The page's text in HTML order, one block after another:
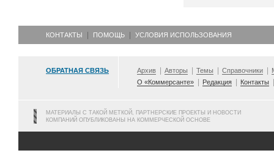
КОНТАКТЫ ПОМОЩЬ УСЛОВИЯ ИСПОЛЬЗОВАНИЯ
ОБРАТНАЯ СВЯЗЬ Архив Авторы Темы Справочники
О «Коммерсанте»
Редакция Контакты
МАТЕРИАЛЫ С ТАКОЙ МЕТКОЙ, ПАРТНЕРСКИЕ ПРОЕКТЫ И НОВОСТИ
КОМПАНИЙ ОПУБЛИКОВАНЫ НА КОММЕРЧЕСКОЙ ОСНОВЕ